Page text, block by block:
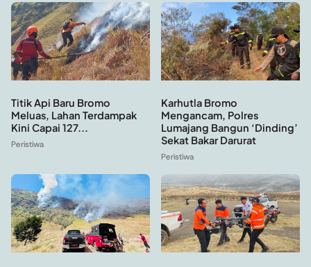
Titik Api Baru Bromo
Meluas, Lahan Terdampak
Kini Capai 127...
Peristiwa
Karhutla Bromo
Mengancam, Polres
Lumajang Bangun ‘Dinding’
Sekat Bakar Darurat
Peristiwa